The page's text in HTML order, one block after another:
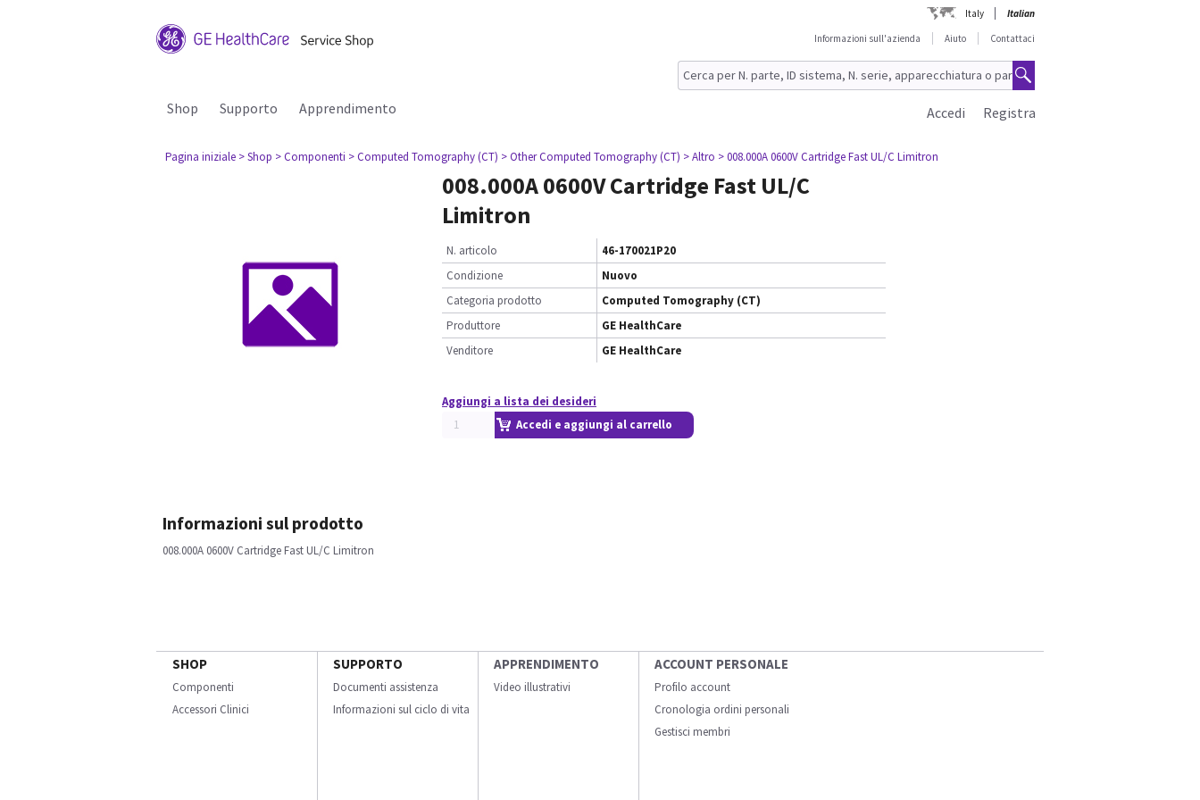
Italy
Italian
Informazioni sull'azienda
Aiuto Contattaci
Shop Supporto Apprendimento Registra
Accedi
Pagina iniziale > Shop > Componenti > Computed Tomography (CT) > Other Computed Tomography (CT) > Altro > 008.000A 0600V Cartridge Fast UL/C Limitron
008.000A 0600V Cartridge Fast UL/C
Limitron
N. articolo
46-170021P20
Condizione
Nuovo
Categoria prodotto
Computed Tomography (CT)
Produttore
GE HealthCare
Venditore
GE HealthCare
Aggiungi a lista dei desideri
Accedi e aggiungi al carrello
Informazioni sul prodotto
008.000A 0600V Cartridge Fast UL/C Limitron
SHOP
Componenti
Accessori Clinici
SUPPORTO
Documenti assistenza
Informazioni sul ciclo di vita
APPRENDIMENTO
Video illustrativi
ACCOUNT PERSONALE
Profilo account
Cronologia ordini personali
Gestisci membri